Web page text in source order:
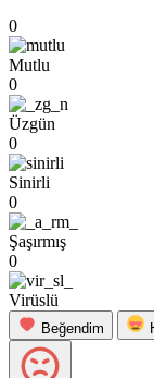
0
Mutlu
0
Üzgün
0
Sinirli
0
Şaşırmış
0
Virüslü
Beğendim